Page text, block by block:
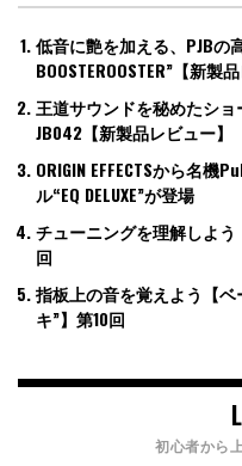
低音に艶を加える、PJBの
BOOSTEROOSTER”【新製
王道サウンドを秘めたショ
JB042【新製品レビュー】
ORIGIN EFFECTSから名機
ル“EQ DELUXE”が登場
チューニングを理解しよ
回
指板上の音を覚えよう【
キ”】第10回
初心者から